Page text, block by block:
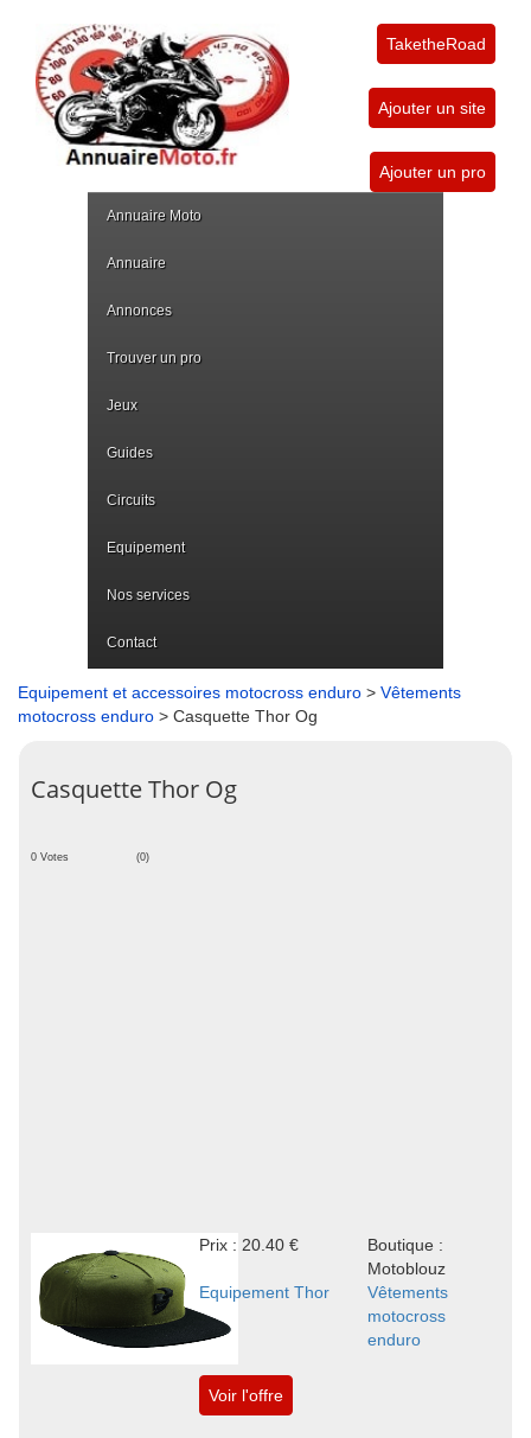
TaketheRoad
Ajouter un site
Ajouter un pro
Annuaire Moto
Annuaire
Annonces
Trouver un pro
Jeux
Guides
Circuits
Equipement
Nos services
Contact
Equipement et accessoires motocross enduro > Vêtements
motocross enduro > Casquette Thor Og
Casquette Thor Og
0 Votes (0)
Prix : 20.40 €
Boutique :
Motoblouz
Equipement Thor
Vêtements
motocross
enduro
Voir l'offre